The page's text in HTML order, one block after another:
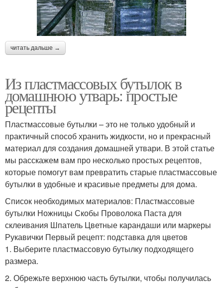
читать дальше →
Из пластмассовых бутылок в
домашнюю утварь: простые
рецепты
Пластмассовые бутылки – это не только удобный и
практичный способ хранить жидкости, но и прекрасный
материал для создания домашней утвари. В этой статье
мы расскажем вам про несколько простых рецептов,
которые помогут вам превратить старые пластмассовые
бутылки в удобные и красивые предметы для дома.
Список необходимых материалов: Пластмассовые
бутылки Ножницы Скобы Проволока Паста для
склеивания Шпатель Цветные карандаши или маркеры
Рукавички Первый рецепт: подставка для цветов
1. Выберите пластмассовую бутылку подходящего
размера.
2. Обрежьте верхнюю часть бутылки, чтобы получилась